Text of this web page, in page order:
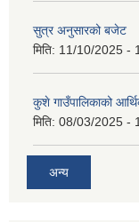
सुत्र अनुसारको बजेट
मिति: 11/10/2025 -
कुशे गाउँपालिकाको
मिति: 08/03/2025 -
अन्य